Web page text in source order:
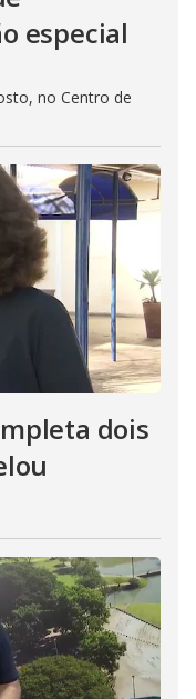
especial
no Centro de
dois